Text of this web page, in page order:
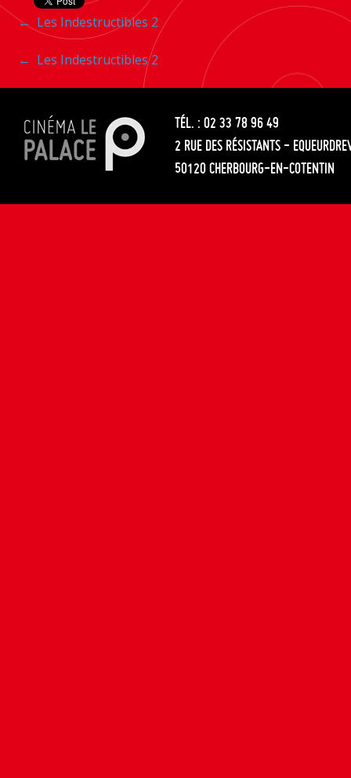
Navigation
entre
les
articles
← Les Indestructibles 2
Navigation
entre
les
articles
← Les Indestructibles 2
TÉL. : 02 33 78 96 49
2 RUE DES RÉSISTANTS -
50120 CHERBOURG-EN-COTENTIN